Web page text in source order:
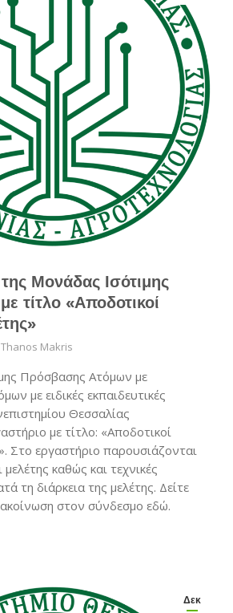
Μονάδας Ισότιμης
τίτλο «Αποδοτικοί
Thanos Makris
Πρόσβασης Ατόμων με
με ειδικές εκπαιδευτικές
Θεσσαλίας
με τίτλο: «Αποδοτικοί
Στο εργαστήριο παρουσιάζονται
καθώς και τεχνικές
τη διάρκεια της μελέτης. Δείτε
στον σύνδεσμο εδώ.
Δεκ